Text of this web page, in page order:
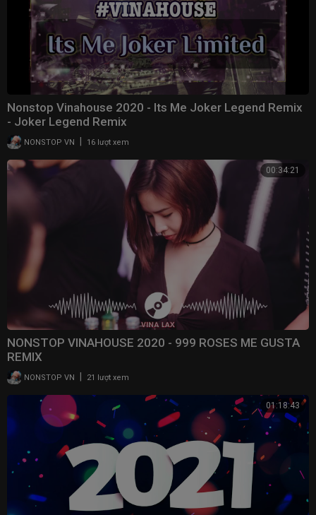
Nonstop Vinahouse 2020 - Its Me Joker Legend Remix
- Joker Legend Remix
NONSTOP VN 16 lượt xem
00:34:21
NONSTOP VINAHOUSE 2020 - 999 ROSES ME GUSTA
REMIX
NONSTOP VN 21 lượt xem
01:18:43